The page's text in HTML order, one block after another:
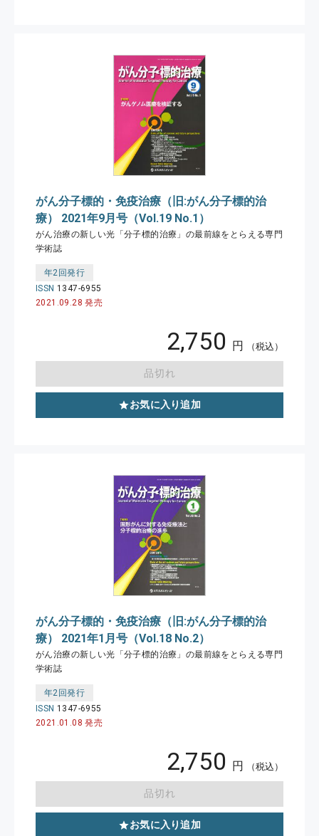
がん分子標的・免疫治療（旧:がん分子標的治
療） 2021年9月号（Vol.19 No.1）
がん治療の新しい光「分子標的治療」の最前線をとらえる専門
学術誌
年2回発行
ISSN 1347-6955
2021.09.28 発売
2,750 円 （税込）
品切れ
お気に入り追加
がん分子標的・免疫治療（旧:がん分子標的治
療） 2021年1月号（Vol.18 No.2）
がん治療の新しい光「分子標的治療」の最前線をとらえる専門
学術誌
年2回発行
ISSN 1347-6955
2021.01.08 発売
2,750 円 （税込）
品切れ
お気に入り追加